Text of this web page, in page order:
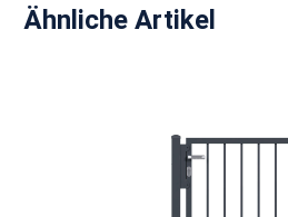
Produktgalerie überspringen
Ähnliche Artikel